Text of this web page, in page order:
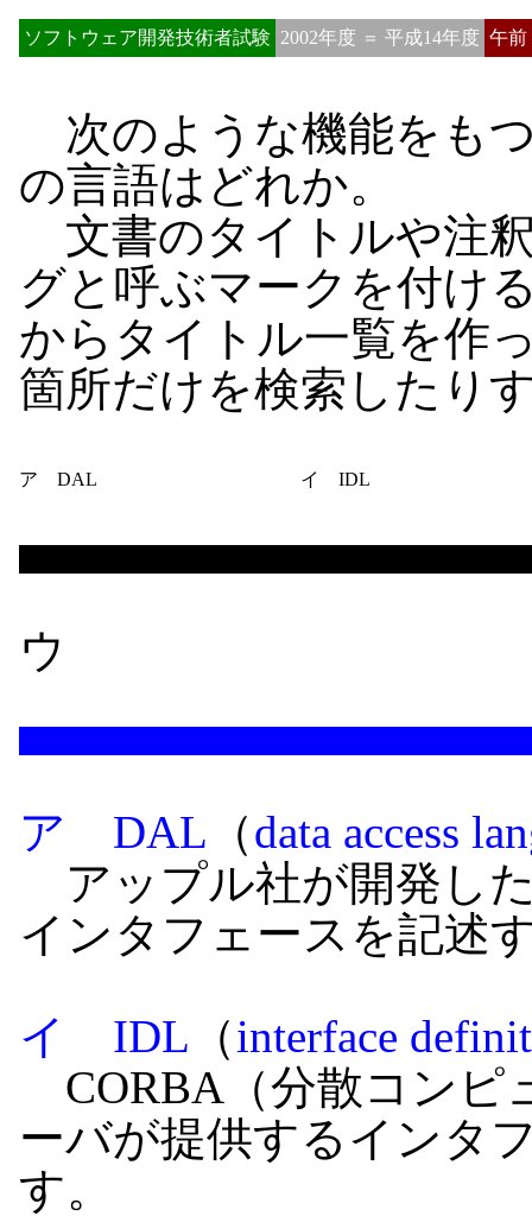
ソフトウェア開発技術者試験 2002年度 ＝ 平成14年度 午前
次のような機能をも
の言語はどれか。
文書のタイトルや注
グと呼ぶマークを付け
からタイトル一覧を作
箇所だけを検索したり
ア DAL イ IDL
ウ
ア DAL （data access
アップル社が開発し
インタフェースを記述
イ IDL （interface
CORBA（分散コンピ
ーバが提供するインタ
す。